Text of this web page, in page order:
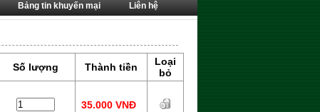
Bảng tin khuyến mại Liên hệ
Số lượng Thành tiền
Loại
bỏ
35.000 VNĐ